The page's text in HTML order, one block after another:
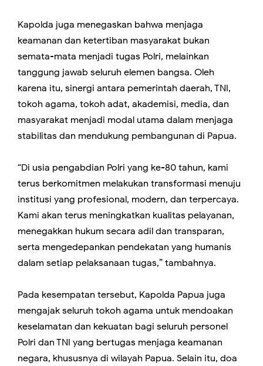
Kapolda juga menegaskan bahwa menjaga
keamanan dan ketertiban masyarakat bukan
semata-mata menjadi tugas Polri, melainkan
tanggung jawab seluruh elemen bangsa. Oleh
karena itu, sinergi antara pemerintah daerah, TNI,
tokoh agama, tokoh adat, akademisi, media, dan
masyarakat menjadi modal utama dalam menjaga
stabilitas dan mendukung pembangunan di Papua.
“Di usia pengabdian Polri yang ke-80 tahun, kami
terus berkomitmen melakukan transformasi menuju
institusi yang profesional, modern, dan terpercaya.
Kami akan terus meningkatkan kualitas pelayanan,
menegakkan hukum secara adil dan transparan,
serta mengedepankan pendekatan yang humanis
dalam setiap pelaksanaan tugas,” tambahnya.
Pada kesempatan tersebut, Kapolda Papua juga
mengajak seluruh tokoh agama untuk mendoakan
keselamatan dan kekuatan bagi seluruh personel
Polri dan TNI yang bertugas menjaga keamanan
negara, khususnya di wilayah Papua. Selain itu, doa